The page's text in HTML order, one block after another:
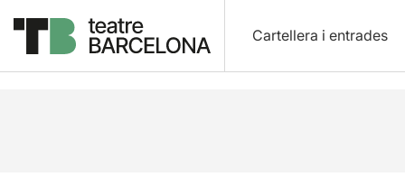
Cartellera i entrades